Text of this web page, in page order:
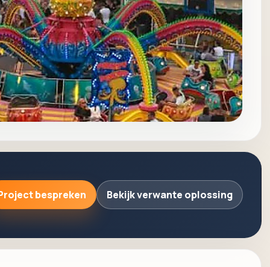
bespreken Bekijk verwante oplossing